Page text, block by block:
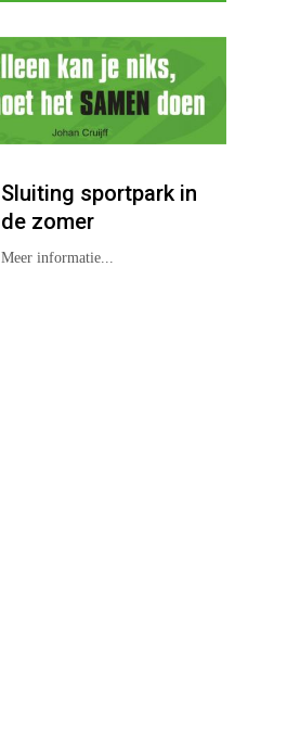
Sluiting sportpark in
de zomer
Meer informatie...